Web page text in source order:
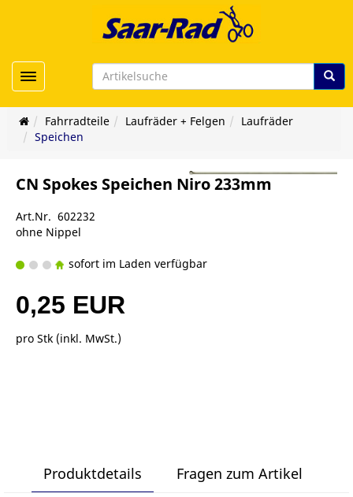
Toggle navigation
Fahrradteile Laufräder + Felgen
Laufräder
Speichen
CN Spokes Speichen Niro 233mm
Art.Nr. 602232
ohne Nippel
sofort im Laden verfügbar
0,25 EUR
pro Stk (inkl. MwSt.)
Produktdetails Fragen zum Artikel